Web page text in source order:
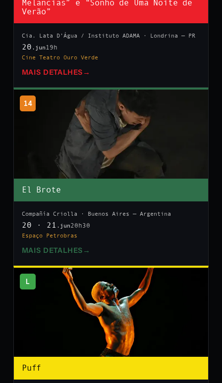
Melancias” e “Sonho de Uma Noite de
Verão”
Cia. Lata D’Água / Instituto ADAMA · Londrina — PR
20 .jun 19h
Cine Teatro Ouro Verde
MAIS DETALHES →
14
El Brote
Compañía Criolla · Buenos Aires — Argentina
20 · 21 .jun20h30
Espaço Petrobras
MAIS DETALHES →
L
Puff